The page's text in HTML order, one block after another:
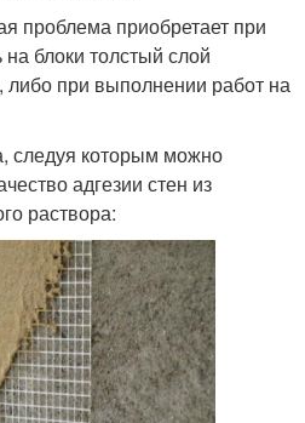
проблема приобретает при
блоки толстый слой
при выполнении работ на
следуя которым можно
адгезии стен из
раствора: